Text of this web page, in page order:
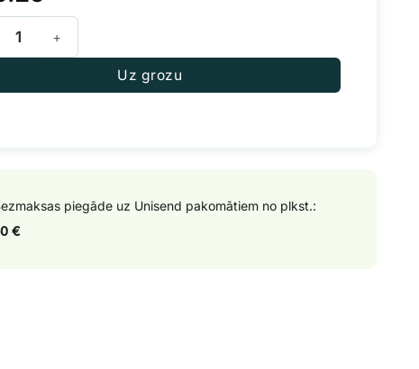
DualPart Coco daudzums
Uz grozu
piegāde uz Unisend pakomātiem no plkst.:
€